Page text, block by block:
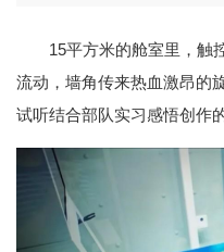
15平方米的舱室里，触
流动，墙角传来热血激昂
试听结合部队实习感悟创作